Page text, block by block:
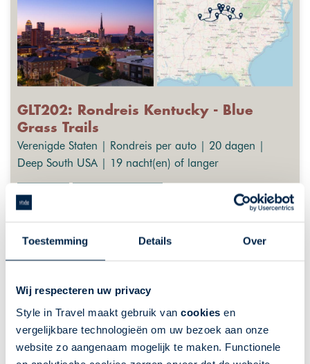
Toestemming Details Over
Wij respecteren uw privacy
Style in Travel maakt gebruik van cookies en
vergelijkbare technologieën om uw bezoek aan onze
website zo aangenaam mogelijk te maken. Functionele
GLT202: Rondreis Kentucky - Blue
Grass Trails
Verenigde Staten | Rondreis per auto | 20 dagen |
Deep South USA | 19 nacht(en) of langer
Onontdekt natuurschoon
Paardensport in Lexington
De getoonde prijs is ter indicatie. Deze is afhankelijk van
vertrekdata en uw wensen. Klik op "meer info" voor een
uitgebreider overzicht van indicatieprijzen, of neem contact met